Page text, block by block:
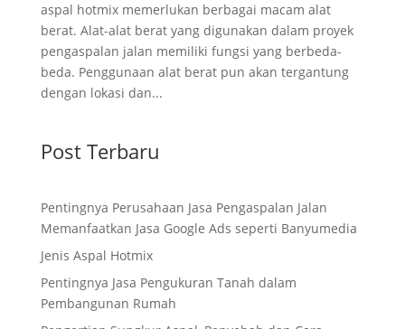
aspal hotmix memerlukan berbagai macam alat
berat. Alat-alat berat yang digunakan dalam proyek
pengaspalan jalan memiliki fungsi yang berbeda-
beda. Penggunaan alat berat pun akan tergantung
dengan lokasi dan...
Post Terbaru
Pentingnya Perusahaan Jasa Pengaspalan Jalan
Memanfaatkan Jasa Google Ads seperti Banyumedia
Jenis Aspal Hotmix
Pentingnya Jasa Pengukuran Tanah dalam
Pembangunan Rumah